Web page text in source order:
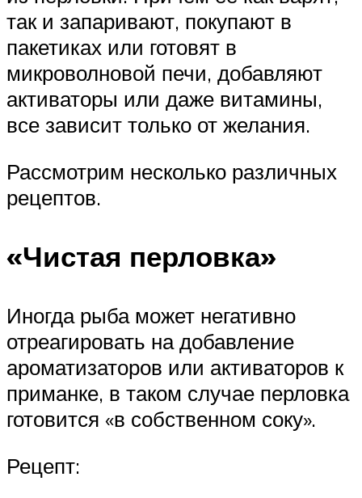
так и запаривают, покупают в
пакетиках или готовят в
микроволновой печи, добавляют
активаторы или даже витамины,
все зависит только от желания.
Рассмотрим несколько различных
рецептов.
«Чистая перловка»
Иногда рыба может негативно
отреагировать на добавление
ароматизаторов или активаторов к
приманке, в таком случае перловка
готовится «в собственном соку».
Рецепт: